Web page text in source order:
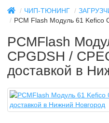
ЧИП-ТЮНИНГ
PCM Flash Модуль 61 Kefico
PCMFlash
CPGDSH /
доставкой в